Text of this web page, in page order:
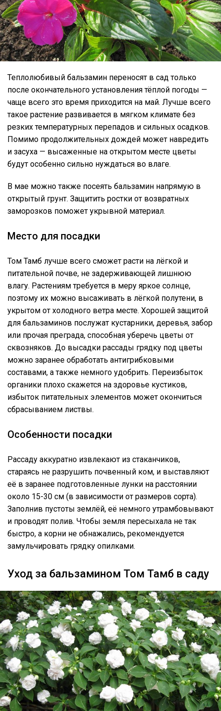
Теплолюбивый бальзамин переносят в сад только
после окончательного установления тёплой погоды —
чаще всего это время приходится на май. Лучше всего
такое растение развивается в мягком климате без
резких температурных перепадов и сильных осадков.
Помимо продолжительных дождей может навредить
и засуха — высаженные на открытом месте цветы
будут особенно сильно нуждаться во влаге.
В мае можно также посеять бальзамин напрямую в
открытый грунт. Защитить ростки от возвратных
заморозков поможет укрывной материал.
Место для посадки
Том Тамб лучше всего сможет расти на лёгкой и
питательной почве, не задерживающей лишнюю
влагу. Растениям требуется в меру яркое солнце,
поэтому их можно высаживать в лёгкой полутени, в
укрытом от холодного ветра месте. Хорошей защитой
для бальзаминов послужат кустарники, деревья, забор
или прочая преграда, способная уберечь цветы от
сквозняков. До высадки рассады грядку под цветы
можно заранее обработать антигрибковыми
составами, а также немного удобрить. Переизбыток
органики плохо скажется на здоровье кустиков,
избыток питательных элементов может окончиться
сбрасыванием листвы.
Особенности посадки
Рассаду аккуратно извлекают из стаканчиков,
стараясь не разрушить почвенный ком, и выставляют
её в заранее подготовленные лунки на расстоянии
около 15-30 см (в зависимости от размеров сорта).
Заполнив пустоты землёй, её немного утрамбовывают
и проводят полив. Чтобы земля пересыхала не так
быстро, а корни не обнажались, рекомендуется
замульчировать грядку опилками.
Уход за бальзамином Том Тамб в саду